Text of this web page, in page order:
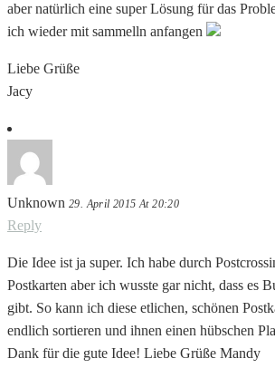
aber natürlich eine super Lösung für das
ich wieder mit sammelln anfangen
Liebe Grüße
Jacy
Unknown 29. April 2015 At 20:20
Reply
Die Idee ist ja super. Ich habe durch
Postkarten aber ich wusste gar nicht, dass es
gibt. So kann ich diese etlichen, schönen
endlich sortieren und ihnen einen hübschen
Dank für die gute Idee! Liebe Grüße Mandy